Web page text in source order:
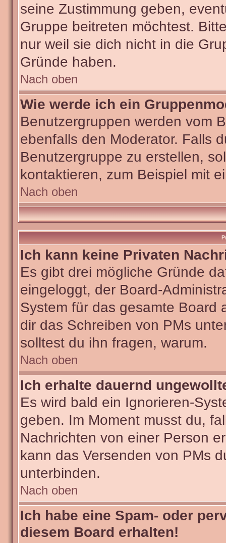
seine Zustimmung geben,
Gruppe beitreten möchtest.
nur weil sie dich nicht in die
Gründe haben.
Nach oben
Wie werde ich ein
Benutzergruppen werden vom
ebenfalls den Moderator. Falls
Benutzergruppe zu erstellen,
kontaktieren, zum Beispiel mit
Nach oben
Ich kann keine Privaten
Es gibt drei mögliche Gründe
eingeloggt, der Board-
System für das gesamte Board
dir das Schreiben von PMs
solltest du ihn fragen, warum.
Nach oben
Ich erhalte dauernd
Es wird bald ein Ignorieren-
geben. Im Moment musst du,
Nachrichten von einer Person
kann das Versenden von PMs
unterbinden.
Nach oben
Ich habe eine Spam- oder
diesem Board erhalten!